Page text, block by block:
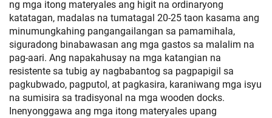
ng mga itong materyales ang higit na ordinaryong
katatagan, madalas na tumatagal 20-25 taon kasama ang
minumungkahing pangangailangan sa pamamihala,
siguradong binabawasan ang mga gastos sa malalim na
pag-aari. Ang napakahusay na mga katangian na
resistente sa tubig ay nagbabantog sa pagpapigil sa
pagkubwado, pagputol, at pagkasira, karaniwang mga isyu
na sumisira sa tradisyonal na mga wooden docks.
Inenyonggawa ang mga itong materyales upang